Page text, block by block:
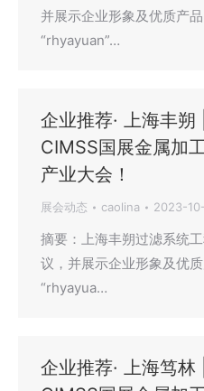
并展示企业形象及优质产
“rhyayuan”…
企业推荐· 上海丰朔
CIMSS国展金属加
产业大会！
展会动态 caolina 2023-
摘要：上海丰朔过滤系统
议，并展示企业形象及优
“rhyayua…
企业推荐· 上海笃林